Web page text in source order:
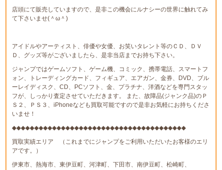
店頭にて販売していますので、是非この機会にルナシーの世界に触れてみ
て下さいませ(＾ω＾)
アイドルやアーティスト、俳優や女優、お笑いタレント等のＣＤ、ＤＶ
Ｄ、グッズ等がございましたら、是非当店までお持ち下さい。
ジャンプではゲームソフト、ゲーム機、コミック、携帯電話、スマートフ
ォン、トレーディングカード、フィギュア、エアガン、金券、DVD、ブル
ーレイディスク、CD、PCソフト、金、プラチナ、洋酒などを専門スタッ
フが、しっかり査定させていただきます。 また、故障品(ジャンク品)のＰ
Ｓ２、ＰＳ３、iPhoneなども買取可能ですので是非お気軽にお持ちくださ
いませ！
◆◆◆◆◆◆◆◆◆◆◆◆◆◆◆◆◆◆◆◆◆◆◆◆◆◆◆◆◆◆◆◆◆◆◆◆◆◆◆
買取実績エリア （これまでにジャンプをご利用いただいたお客様のエリ
アです。）
伊東市、熱海市、東伊豆町、河津町、下田市、南伊豆町、松崎町、